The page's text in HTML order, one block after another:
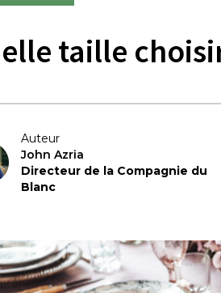
taille
Auteur
John Azria
Directeur de la Compagnie du
Blanc